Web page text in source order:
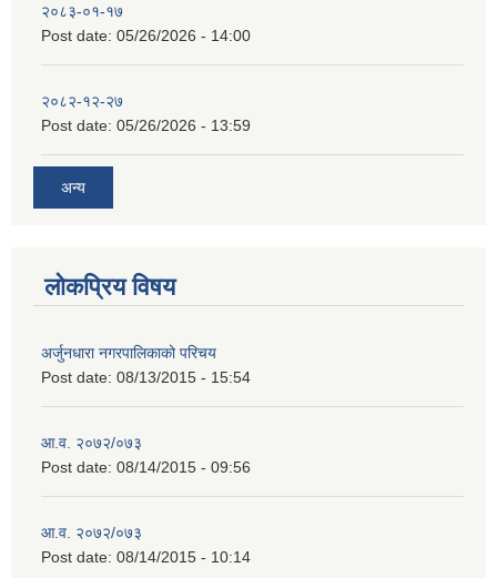
२०८३-०१-१७
Post date: 05/26/2026 - 14:00
२०८२-१२-२७
Post date: 05/26/2026 - 13:59
अन्य
लोकप्रिय विषय
अर्जुनधारा नगरपालिकाको परिचय
Post date: 08/13/2015 - 15:54
आ.व. २०७२/०७३
Post date: 08/14/2015 - 09:56
आ.व. २०७२/०७३
Post date: 08/14/2015 - 10:14